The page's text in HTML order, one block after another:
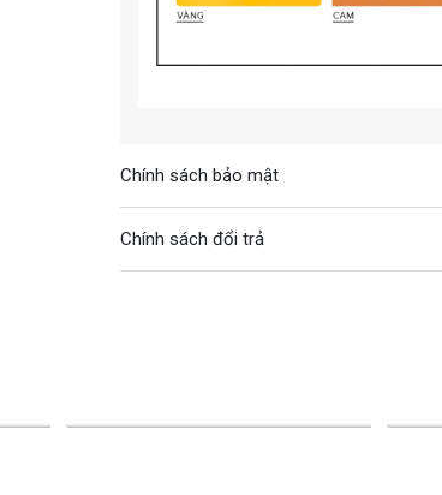
Chính sách bảo mật
Chính sách đổi trả